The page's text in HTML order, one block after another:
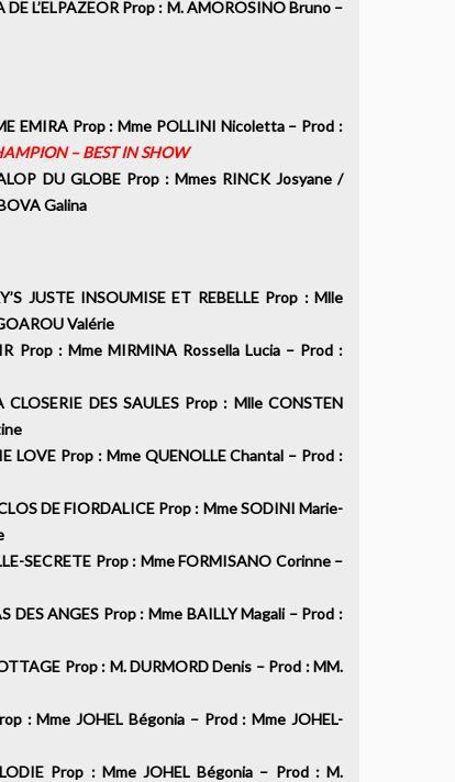
L’ELPAZEOR Prop : M. AMOROSINO Bruno –
EMIRA Prop : Mme POLLINI Nicoletta – Prod :
– BEST IN SHOW
DU GLOBE Prop : Mmes RINCK Josyane /
Galina
JUSTE INSOUMISE ET REBELLE Prop : Mlle
Valérie
Prop : Mme MIRMINA Rossella Lucia – Prod :
DES SAULES Prop : Mlle CONSTEN
LOVE Prop : Mme QUENOLLE Chantal – Prod :
DE FIORDALICE Prop : Mme SODINI Marie-
SECRETE Prop : Mme FORMISANO Corinne –
DES ANGES Prop : Mme BAILLY Magali – Prod :
Prop : M. DURMORD Denis – Prod : MM.
: Mme JOHEL Bégonia – Prod : Mme JOHEL-
Prop : Mme JOHEL Bégonia – Prod : M.